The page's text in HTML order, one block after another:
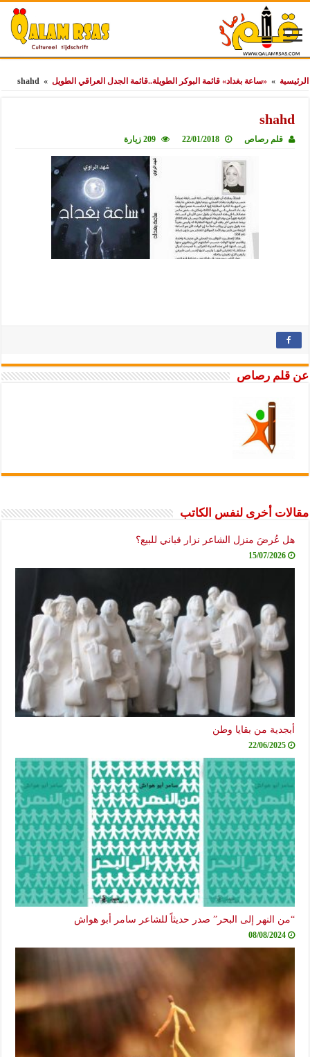
الرئيسية » «ساعة بغداد» قائمة البوكر الطويلة..قائمة الجدل العراقي الطويل »
shahd
shahd
قلم رصاص 22/01/2018 209 زيارة
عن قلم رصاص
مقالات أخرى لنفس الكاتب
هل عُرضَ منزل الشاعر نزار قباني للبيع؟
15/07/2026
أبجدية من بقايا وطن
22/06/2025
“من النهر إلى البحر” صدر حديثاً للشاعر سامر أبو هواش
08/08/2024